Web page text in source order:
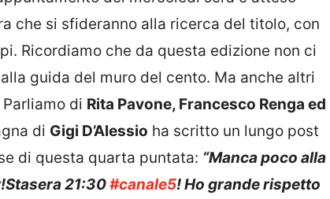
che si sfideranno alla ricerca del titolo, con
Ricordiamo che da questa edizione non ci
alla guida del muro del cento. Ma anche altri
di Rita Pavone, Francesco Renga ed
di Gigi D’Alessio ha scritto un lungo post
di questa quarta puntata: “Manca poco alla
21:30#canale5!Ho grande rispetto